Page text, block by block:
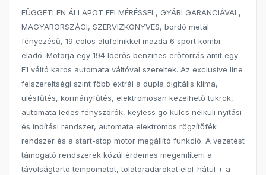
FÜGGETLEN ÁLLAPOT FELMÉRÉSSEL, GYÁRI GARANCIÁVAL,
MAGYARORSZÁGI, SZERVIZKÖNYVES, bordó metál
fényezésű, 19 colos alufelnikkel mazda 6 sport kombi
eladó. Motorja egy 194 lóerős benzines erőforrás amit egy
F1 váltó karos automata váltóval szereltek. Az exclusive line
felszereltségi szint főbb extrái a dupla digitális klíma,
ülésfűtés, kormányfűtés, elektromosan kezelhető tükrök,
automata ledes fényszórók, keyless go kulcs nélküli nyitási
és indítási rendszer, automata elektromos rögzítőfék
rendszer és a start-stop motor megállító funkció. A vezetést
támogató rendszerek közül érdemes megemlíteni a
távolságtartó tempomatot, tolatóradarokat elöl-hátul + a